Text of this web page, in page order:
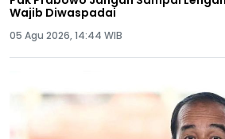
Wajib Diwaspadai
05 Agu 2026, 14:44 WIB